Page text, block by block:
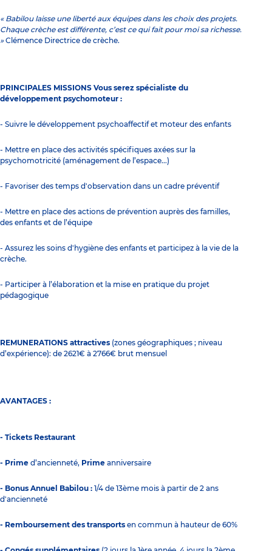
« Babilou laisse une liberté aux équipes dans les choix des projets.
Chaque crèche est différente, c’est ce qui fait pour moi sa richesse.
»Clémence Directrice de crèche.
PRINCIPALES MISSIONS Vous serez spécialiste du
développement psychomoteur :
- Suivre le développement psychoaffectif et moteur des enfants
- Mettre en place des activités spécifiques axées sur la
psychomotricité (aménagement de l’espace...)
- Favoriser des temps d'observation dans un cadre préventif
- Mettre en place des actions de prévention auprès des familles,
des enfants et de l’équipe
- Assurez les soins d'hygiène des enfants et participez à la vie de la
crèche.
- Participer à l’élaboration et la mise en pratique du projet
pédagogique
REMUNERATIONS attractives (zones géographiques ; niveau
d’expérience): de 2621€ à 2766€ brut mensuel
AVANTAGES :
- Tickets Restaurant
- Prime d’ancienneté, Prime anniversaire
- Bonus Annuel Babilou : 1/4 de 13ème mois à partir de 2 ans
d'ancienneté
- Remboursement des transports en commun à hauteur de 60%